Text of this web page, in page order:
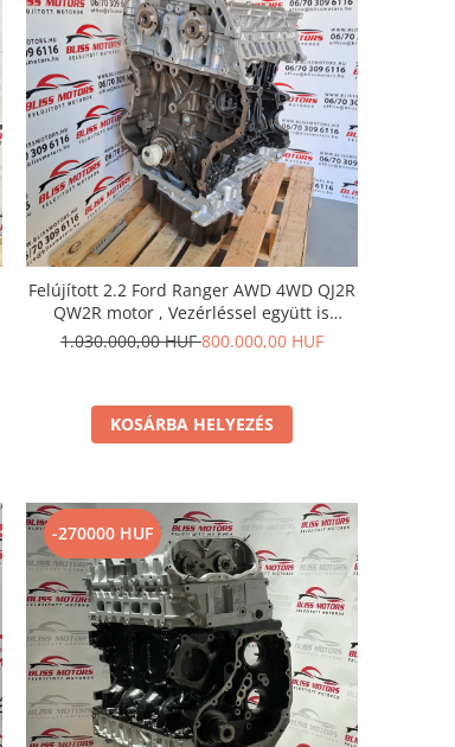
Felújított 2.2 Ford Ranger AWD 4WD QJ2R
QW2R motor , Vezérléssel együtt is
megvásárolható !
1.030.000,00 HUF800.000,00 HUF
KOSÁRBA HELYEZÉS
-270000 HUF